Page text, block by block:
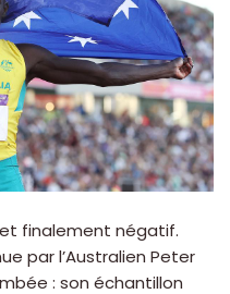
finalement négatif.
par l’Australien Peter
: son échantillon